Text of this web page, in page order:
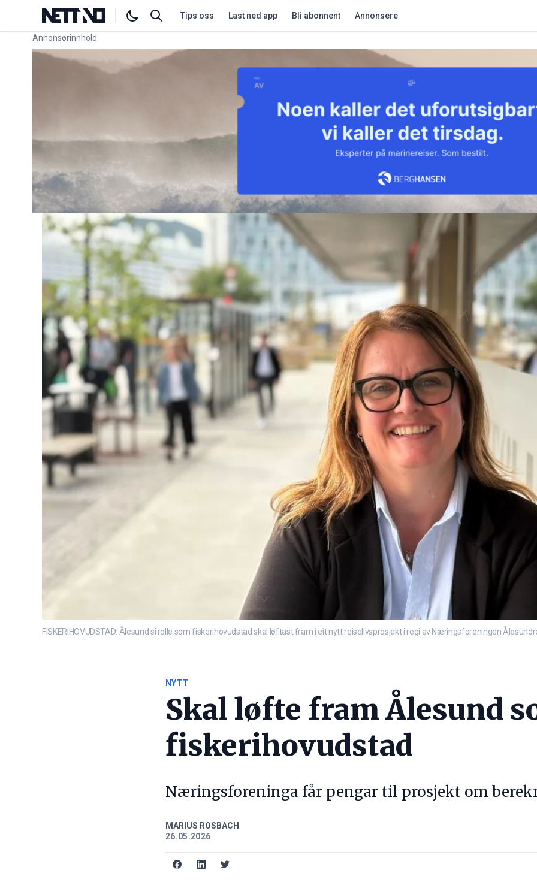
Tips oss Last ned app Bli abonnent Annonsere
Annonsørinnhold
Link for annonse
FISKERIHOVUDSTAD: Ålesund si rolle som fiskerihovudstad skal løftast fram i eit nytt reiselivsprosjekt i regi av Næringsforeningen
NYTT
Skal løfte fram Ålesund
fiskerihovudstad
Næringsforeninga får pengar til prosjekt om
MARIUS ROSBACH
26.05.2026